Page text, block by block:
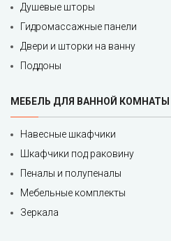
Душевые шторы
Гидромассажные панели
Двери и шторки на ванну
Поддоны
МЕБЕЛЬ ДЛЯ ВАННОЙ КОМНАТЫ
Навесные шкафчики
Шкафчики под раковину
Пеналы и полупеналы
Мебельные комплекты
Зеркала